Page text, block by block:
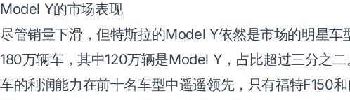
Model Y的市场表现
尽管销量下滑，但特斯拉的Model Y依然是市场的明星车
180万辆车，其中120万辆是Model Y，占比超过三分之
车的利润能力在前十名车型中遥遥领先，只有福特F150